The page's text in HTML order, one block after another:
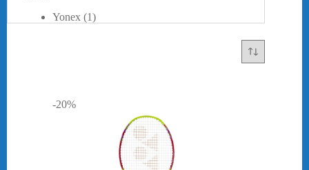
-20%
Yonex (1)